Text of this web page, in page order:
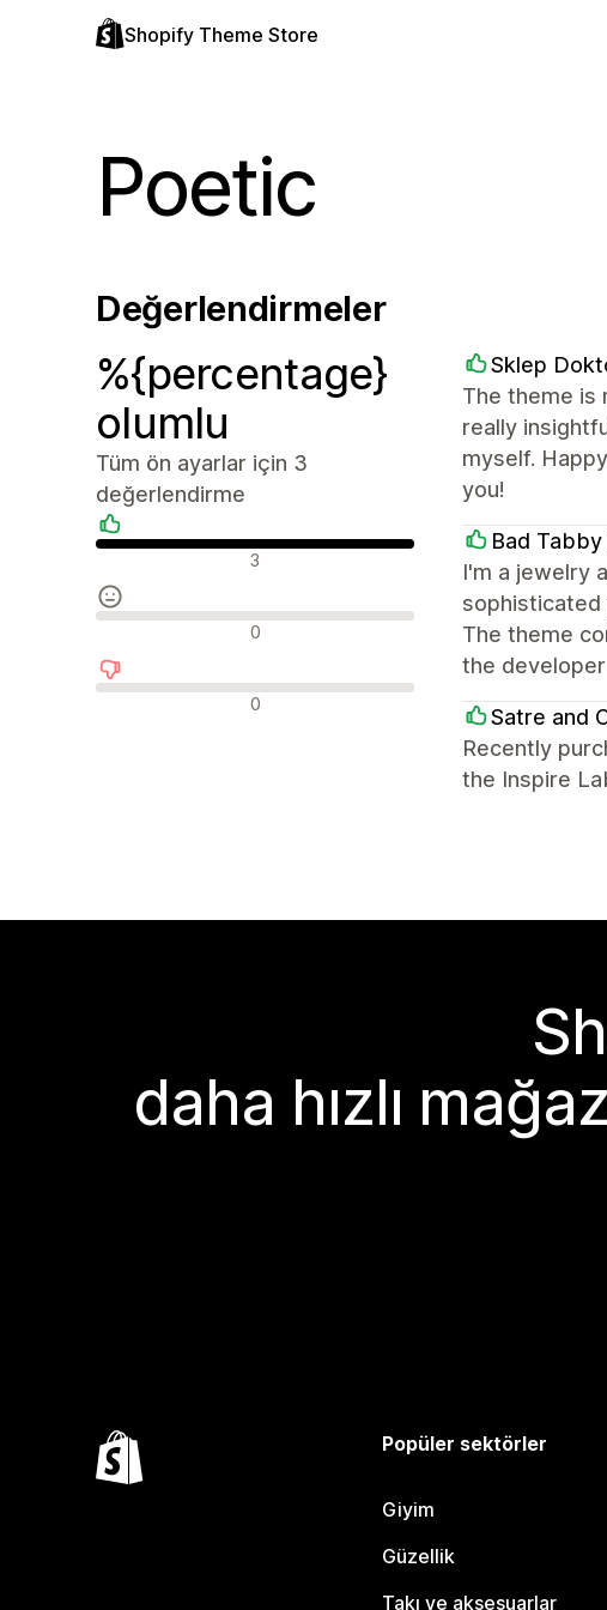
Shopify Theme Store
Poetic
Değerlendirmeler
%{percentage}
olumlu
Tüm ön ayarlar için 3
değerlendirme
Olumlu değerlendirmeler
3
Nötr değerlendirmeler
0
Olumsuz değerlendirmeler
0
Sklep
The theme is
really
myself.
you!
Bad
I'm a jewelry
sophisticated
The theme
the
Satre and
Recently
the Inspire
daha hızlı
Popüler sektörler
Giyim
Güzellik
Takı ve aksesuarlar